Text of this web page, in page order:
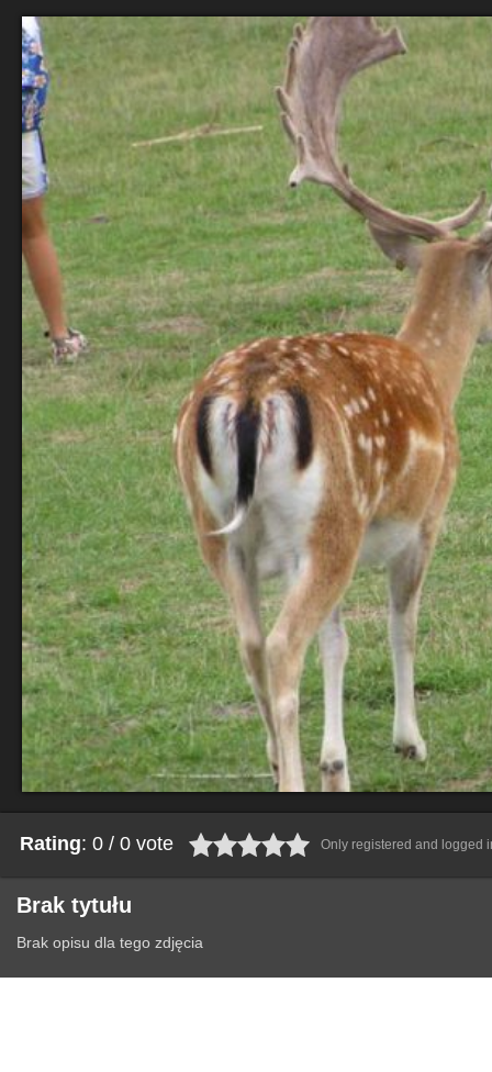
Rating: 0 / 0 vote Only registered and logged
Brak tytułu
Brak opisu dla tego zdjęcia